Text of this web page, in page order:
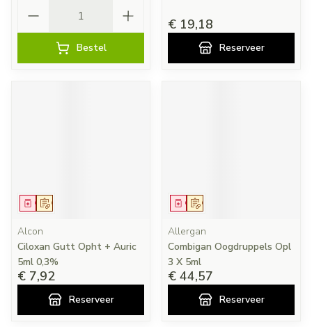
Bestel
€ 19,18
Reserveer
Op voorschrift
Geneesmiddel
Alcon
Ciloxan Gutt Opht + Auric
5ml 0,3%
€ 7,92
Reserveer
Op voorschrift
Geneesmiddel
Allergan
Combigan Oogdruppels Opl
3 X 5ml
€ 44,57
Reserveer